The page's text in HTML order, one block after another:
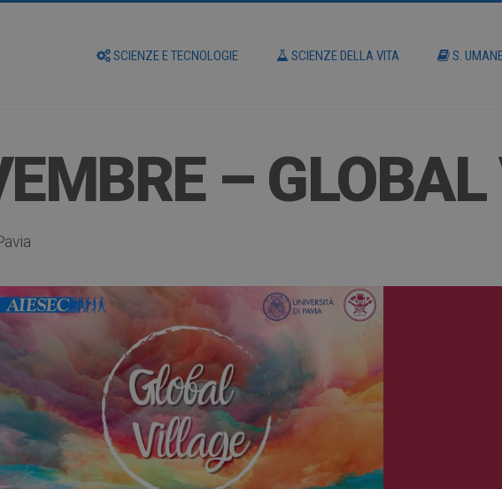
SCIENZE E TECNOLOGIE SCIENZE DELLA VITA S.
–